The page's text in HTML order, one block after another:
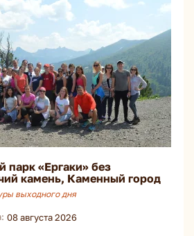
парк «Ергаки» без
камень, Каменный город
выходного дня
08 августа 2026